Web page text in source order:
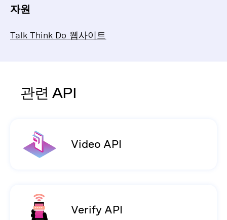
자원
Talk Think Do 웹사이트
관련 API
Video API
Verify API